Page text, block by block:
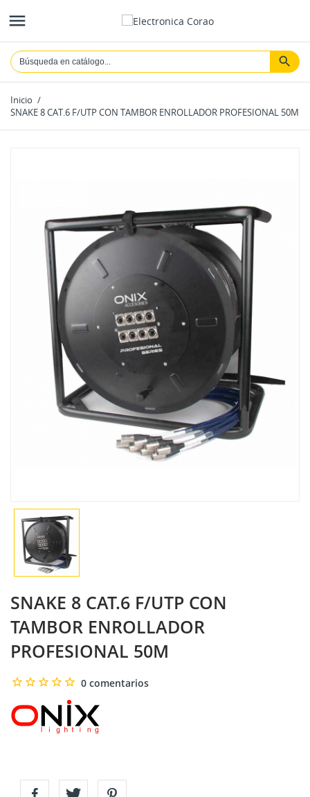

Inicio
SNAKE 8 CAT.6 F/UTP CON TAMBOR ENROLLADOR PROFESIONAL 50M
SNAKE 8 CAT.6 F/UTP CON
TAMBOR ENROLLADOR
PROFESIONAL 50M
0 comentarios